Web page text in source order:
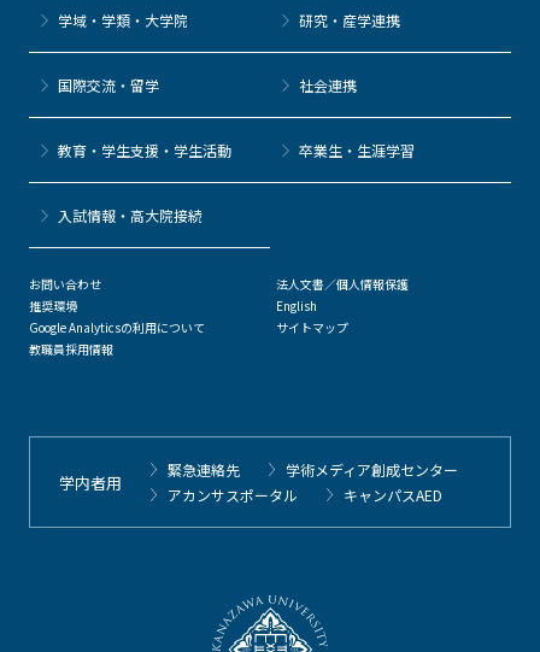
学域・学類・大学院 研究・産学連携
国際交流・留学 社会連携
教育・学生支援・学生活動 卒業生・生涯学習
⼊試情報・高大院接続
お問い合わせ
推奨環境
Google Analyticsの利用について
教職員採用情報
法人文書／個人情報保護
English
サイトマップ
学内者用
緊急連絡先
学術メディア創成センター
アカンサスポータル
キャンパスAED